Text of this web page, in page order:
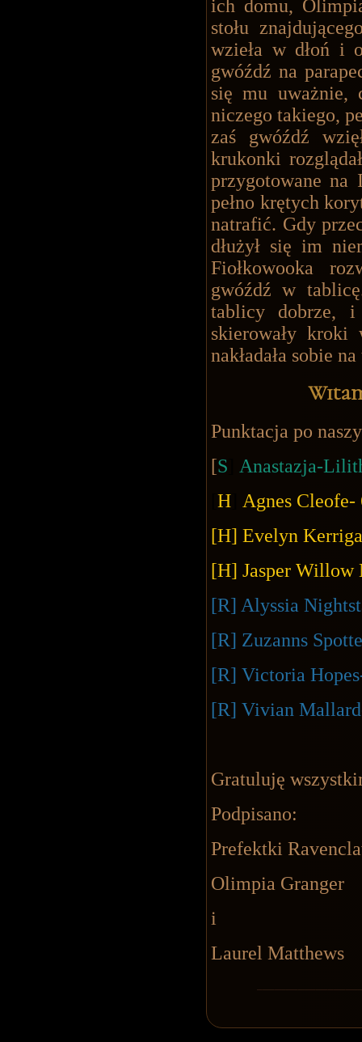
ich domu,
stołu
wzieła w dłoń i
gwóźdź na
się mu uważnie,
niczego takiego,
zaś gwóźdź
krukonki
przygotowane na
pełno krętych
natrafić. Gdy
dłużył się im
Fiołkowooka
gwóźdź w
tablicy dobrze, i
skierowały
nakładała sobie
Punktacja po
[S
Anastazja-
H
Agnes
[H] Evelyn
[H] Jasper Willow
[R] Alyssia
[R] Zuzanns
[R] Victoria
[R] Vivian
Gratuluję
Podpisano:
Prefektki
Olimpia Granger
i
Laurel Matthews